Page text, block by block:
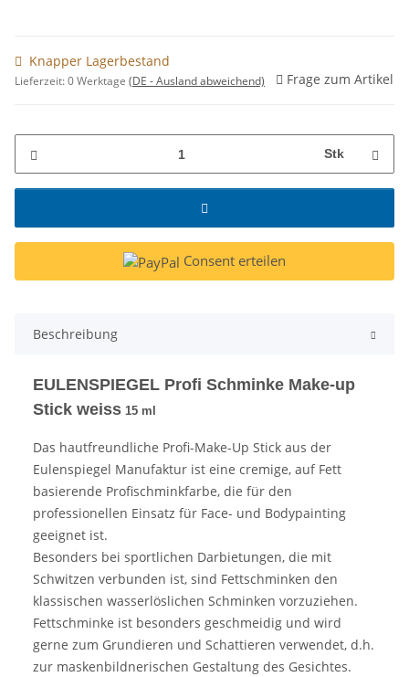
Knapper Lagerbestand
Lieferzeit:0 Werktage (DE - Ausland abweichend) Frage zum Artikel
Stk
Consent erteilen
Beschreibung
EULENSPIEGEL Profi Schminke Make-up
Stick weiss 15 ml
Das hautfreundliche Profi-Make-Up Stick aus der
Eulenspiegel Manufaktur ist eine cremige, auf Fett
basierende Profischminkfarbe, die für den
professionellen Einsatz für Face- und Bodypainting
geeignet ist.
Besonders bei sportlichen Darbietungen, die mit
Schwitzen verbunden ist, sind Fettschminken den
klassischen wasserlöslichen Schminken vorzuziehen.
Fettschminke ist besonders geschmeidig und wird
gerne zum Grundieren und Schattieren verwendet, d.h.
zur maskenbildnerischen Gestaltung des Gesichtes.